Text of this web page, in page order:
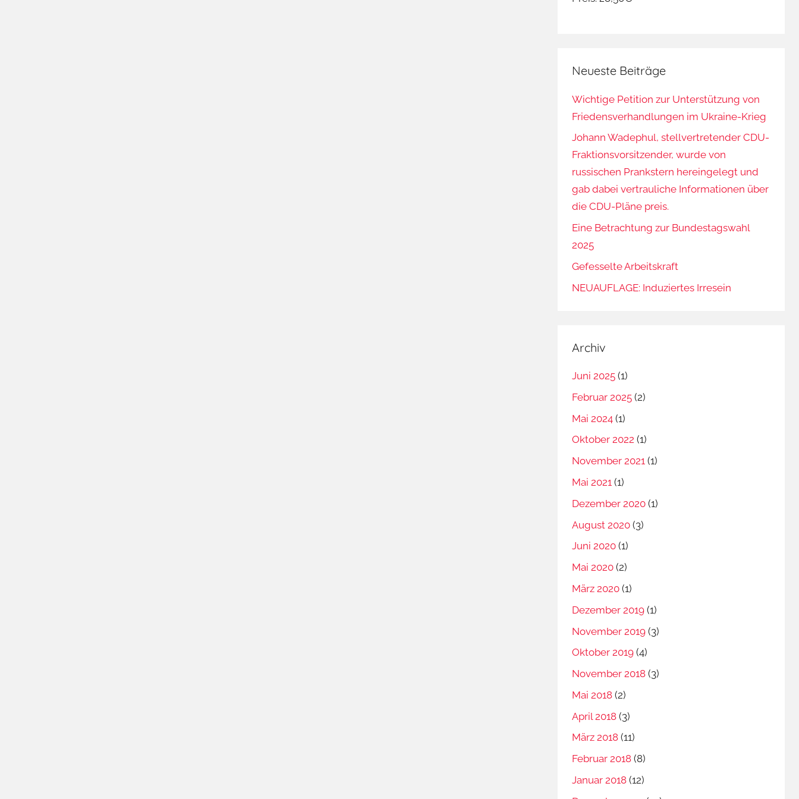
Neueste Beiträge
Wichtige Petition zur Unterstützung von
Friedensverhandlungen im Ukraine-Krieg
Johann Wadephul, stellvertretender CDU-
Fraktionsvorsitzender, wurde von
russischen Prankstern hereingelegt und
gab dabei vertrauliche Informationen über
die CDU-Pläne preis.
Eine Betrachtung zur Bundestagswahl
2025
Gefesselte Arbeitskraft
NEUAUFLAGE: Induziertes Irresein
Archiv
Juni 2025 (1)
Februar 2025 (2)
Mai 2024 (1)
Oktober 2022 (1)
November 2021 (1)
Mai 2021 (1)
Dezember 2020 (1)
August 2020 (3)
Juni 2020 (1)
Mai 2020 (2)
März 2020 (1)
Dezember 2019 (1)
November 2019 (3)
Oktober 2019 (4)
November 2018 (3)
Mai 2018 (2)
April 2018 (3)
März 2018 (11)
Februar 2018 (8)
Januar 2018 (12)